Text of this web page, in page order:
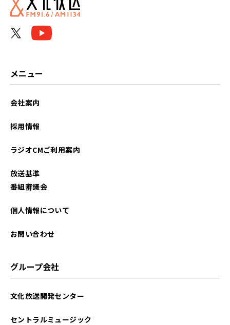
2024年07月
2024年04月
メニュー
会社案内
採用情報
ラジオCMご利用案内
放送基準
番組審議会
個人情報について
お問い合わせ
グループ会社
文化放送開発センター
セントラルミュージック